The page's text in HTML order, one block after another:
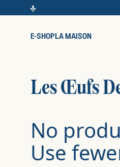
E-SHOPLA MAISON
Les Œufs
No
Use